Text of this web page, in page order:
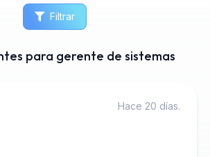
Filtrar
para gerente de sistemas
Hace 20 días.